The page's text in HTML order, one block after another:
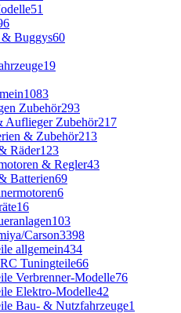
51
Buggys60
19
1083
Zubehör293
Auflieger Zubehör217
& Zubehör213
Räder123
& Regler43
Batterien69
6
16
103
Carson3398
allgemein434
Tuningteile66
Verbrenner-Modelle76
Elektro-Modelle42
Bau- & Nutzfahrzeuge1